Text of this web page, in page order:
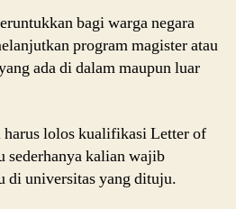
bagi warga negara
program magister atau
ada di dalam maupun luar
harus lolos kualifikasi Letter of
sederhanya kalian wajib
di universitas yang dituju.